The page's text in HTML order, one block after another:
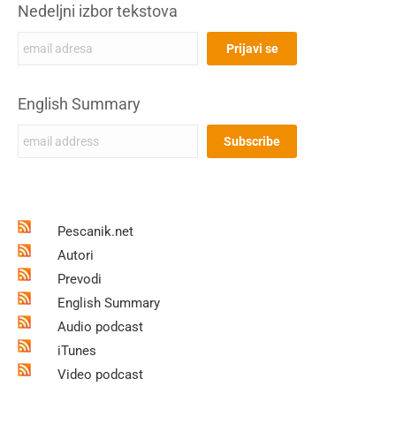
Nedeljni izbor tekstova
English Summary
Pescanik.net
Autori
Prevodi
English Summary
Audio podcast
iTunes
Video podcast